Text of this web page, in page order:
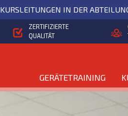
KURSLEITUNGEN IN DER
ZERTIFIZIERTE
QUALITÄT
GERÄTETRAINING